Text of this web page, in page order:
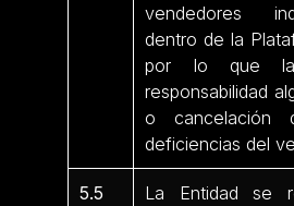
vendedores
dentro de la
por lo que la
responsabilidad
o cancelación
deficiencias del
5.5
La Entidad se